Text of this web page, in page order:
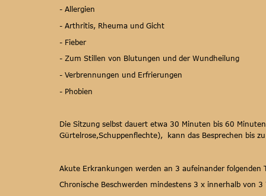
- Allergien
- Arthritis, Rheuma und Gicht
- Fieber
- Zum Stillen von Blutungen und der Wundheilung
- Verbrennungen und Erfrierungen
- Phobien
Die Sitzung selbst dauert etwa 30 Minuten bis 60
Gürtelrose,Schuppenflechte),  kann das Besprechen bis
Akute Erkrankungen werden an 3 aufeinander folgenden
Chronische Beschwerden mindestens 3 x innerhalb von